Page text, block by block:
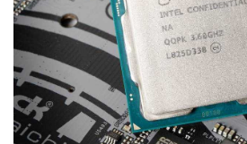
生成式AI與雲端應用
Enterprise Digital Transformation
特集